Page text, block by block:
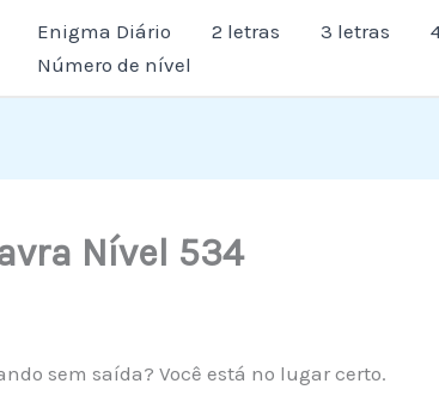
Enigma Diário 2 letras 3 letras
Número de nível
Nível 534
sem saída? Você está no lugar certo.